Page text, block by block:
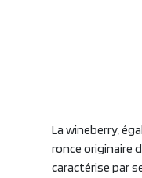
La wineberry,
ronce originaire
caractérise par